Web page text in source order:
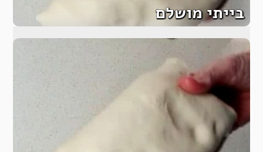
בייתי מושלם